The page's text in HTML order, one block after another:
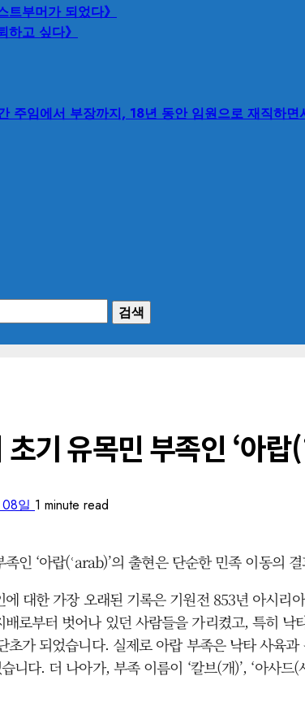
트부머가 되었다》
하고 싶다》
주임에서 부장까지, 18년 동안 임원으로 재직하
초기 유목민 부족인 ‘아
일 1 minute read
족인 ‘아랍(ʿarab)’의 출현은 단순한 민족 이동의
에 대한 가장 오래된 기록은 기원전 853년 아시
배로부터 벗어나 있던 사람들을 가리켰고, 특히
단초가 되었습니다. 실제로 아랍 부족은 낙타 사
습니다. 더 나아가, 부족 이름이 ‘칼브(개)’, ‘아